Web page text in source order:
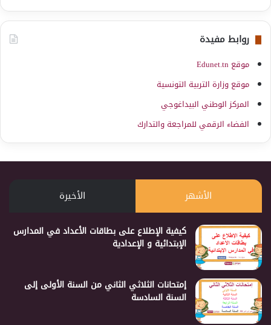
روابط مفيدة
موقع Edunet.tn
موقع وزارة التربية التونسية
المركز الوطني البيداغوجي
الفضاء الرقمي للمراجعة والتدارك
الأشهر الأخيرة
كيفية الإطلاع على بطاقات الأعداد في المدارس
الإبتدائية و الإعدادية
إمتحانات الثلاثي الثاني من السنة الأولى إلى
السنة السادسة